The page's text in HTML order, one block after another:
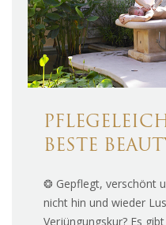
BESTE
❂ Gepflegt, verschönt
nicht hin und wieder
Verjüngungskur? Es